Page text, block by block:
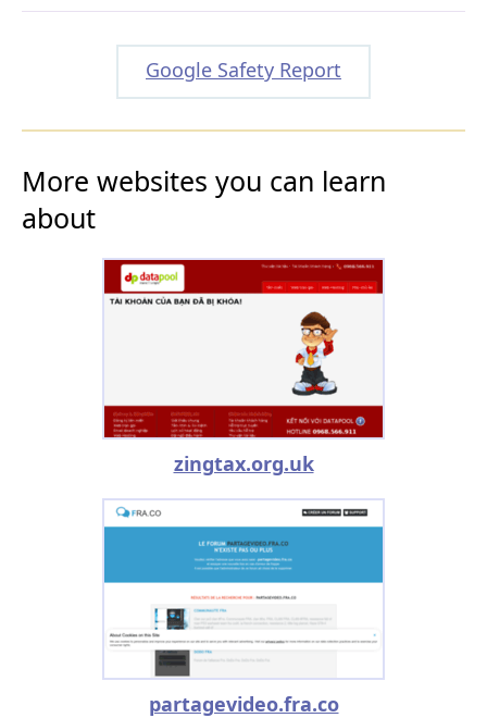
Google Safety Report
More websites you can learn
about
zingtax.org.uk
partagevideo.fra.co